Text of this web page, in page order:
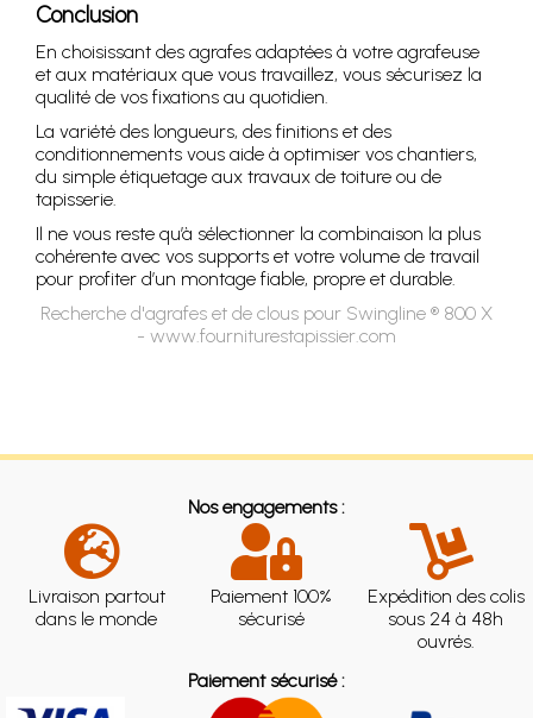
Conclusion
En choisissant des agrafes adaptées à votre agrafeuse
et aux matériaux que vous travaillez, vous sécurisez la
qualité de vos fixations au quotidien.
La variété des longueurs, des finitions et des
conditionnements vous aide à optimiser vos chantiers,
du simple étiquetage aux travaux de toiture ou de
tapisserie.
Il ne vous reste qu’à sélectionner la combinaison la plus
cohérente avec vos supports et votre volume de travail
pour profiter d’un montage fiable, propre et durable.
Recherche d'agrafes et de clous pour Swingline ® 800 X
- www.fourniturestapissier.com
Nos engagements :
Livraison partout
dans le monde
Paiement 100%
sécurisé
Expédition des colis
sous 24 à 48h
ouvrés.
Paiement sécurisé :